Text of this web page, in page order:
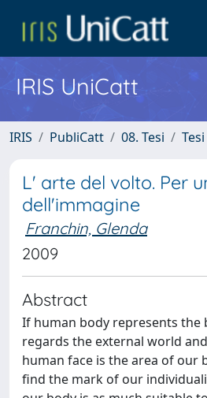
IRIS UniCatt
IRIS PubliCatt 08. Tesi
L' arte del volto. Per
dell'immagine
Franchin, Glenda
2009
Abstract
If human body represents the
regards the external world
human face is the area of our
find the mark of our